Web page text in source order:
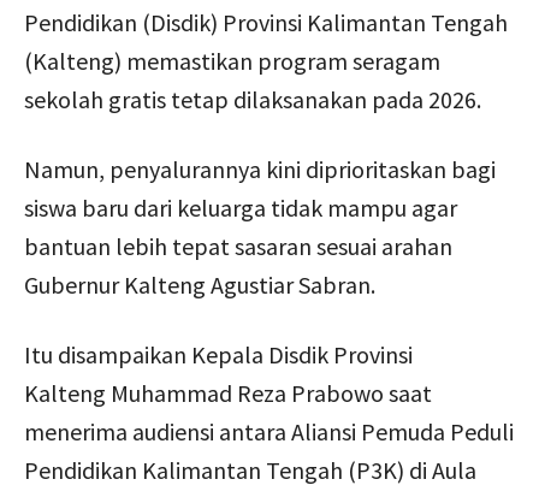
Pendidikan (Disdik) Provinsi Kalimantan Tengah
(Kalteng) memastikan program seragam
sekolah gratis tetap dilaksanakan pada 2026.
Namun, penyalurannya kini diprioritaskan bagi
siswa baru dari keluarga tidak mampu agar
bantuan lebih tepat sasaran sesuai arahan
Gubernur Kalteng Agustiar Sabran.
Itu disampaikan Kepala Disdik Provinsi
Kalteng Muhammad Reza Prabowo saat
menerima audiensi antara Aliansi Pemuda Peduli
Pendidikan Kalimantan Tengah (P3K) di Aula